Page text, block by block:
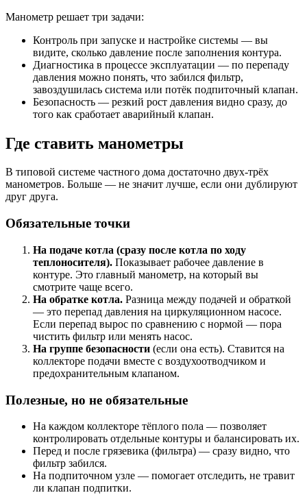
Манометр решает три задачи:
Контроль при запуске и настройке системы — вы
видите, сколько давление после заполнения контура.
Диагностика в процессе эксплуатации — по перепаду
давления можно понять, что забился фильтр,
завоздушилась система или потёк подпиточный клапан.
Безопасность — резкий рост давления видно сразу, до
того как сработает аварийный клапан.
Где ставить манометры
В типовой системе частного дома достаточно двух-трёх
манометров. Больше — не значит лучше, если они дублируют
друг друга.
Обязательные точки
На подаче котла (сразу после котла по ходу
теплоносителя). Показывает рабочее давление в
контуре. Это главный манометр, на который вы
смотрите чаще всего.
На обратке котла. Разница между подачей и обраткой
— это перепад давления на циркуляционном насосе.
Если перепад вырос по сравнению с нормой — пора
чистить фильтр или менять насос.
На группе безопасности (если она есть). Ставится на
коллекторе подачи вместе с воздухоотводчиком и
предохранительным клапаном.
Полезные, но не обязательные
На каждом коллекторе тёплого пола — позволяет
контролировать отдельные контуры и балансировать их.
Перед и после грязевика (фильтра) — сразу видно, что
фильтр забился.
На подпиточном узле — помогает отследить, не травит
ли клапан подпитки.